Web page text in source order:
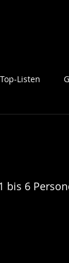
Top-Listen
bis 6